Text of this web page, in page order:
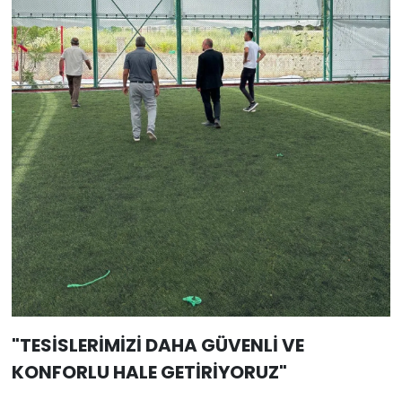
"TESİSLERİMİZİ DAHA GÜVENLİ VE
KONFORLU HALE GETİRİYORUZ"